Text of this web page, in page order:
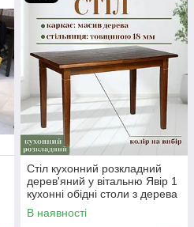
Стіл кухонний розкладний
дерев'яний у вітальню Явір 1
кухонні обідні столи з дерева
столики для кухні
120(160)х75 см
В наявності